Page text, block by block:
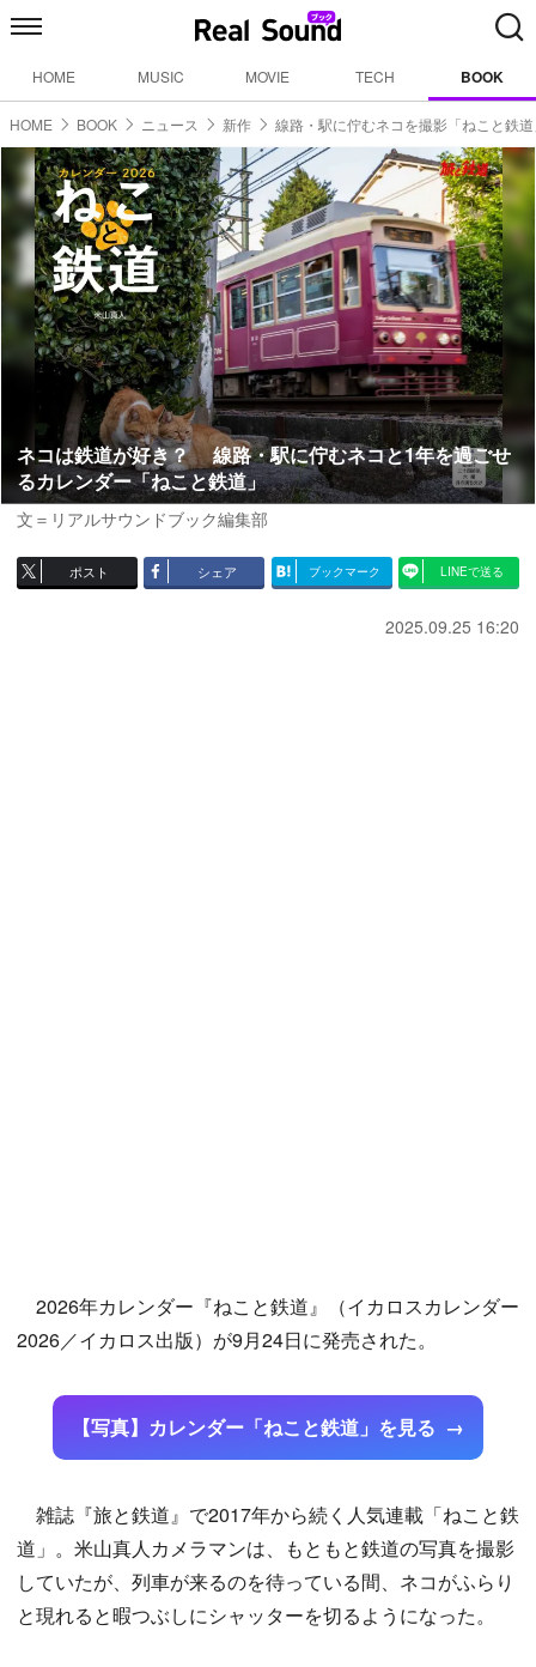
HOME MUSIC MOVIE TECH BOOK
HOME BOOK ニュース 新作 線路・駅に佇むネコを撮影「ねこと鉄
ネコは鉄道が好き？ 線路・駅に佇むネコと1年を過ごせ
るカレンダー「ねこと鉄道」
文＝リアルサウンドブック編集部
ポスト シェア ブックマーク LINEで送る
2025.09.25 16:20
2026年カレンダー『ねこと鉄道』（イカロスカレンダー
2026／イカロス出版）が9月24日に発売された。
【写真】カレンダー「ねこと鉄道」を見る
雑誌『旅と鉄道』で2017年から続く人気連載「ねこと鉄
道」。米山真人カメラマンは、もともと鉄道の写真を撮影
していたが、列車が来るのを待っている間、ネコがふらり
と現れると暇つぶしにシャッターを切るようになった。